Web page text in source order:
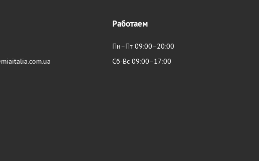
Работаем
Пн–Пт 09:00–20:00
Сб-Вс 09:00–17:00